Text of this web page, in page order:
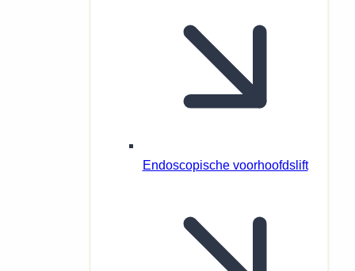
Endoscopische voorhoofdslift